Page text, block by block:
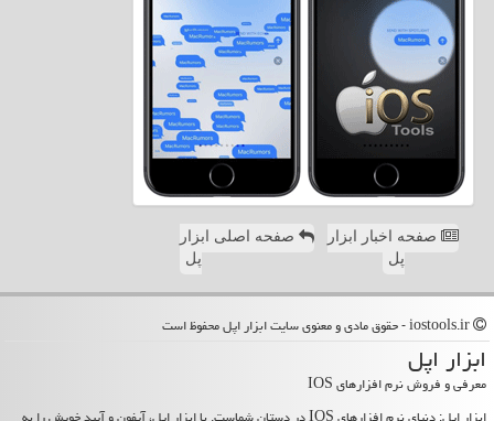
صفحه اخبار ابزار
پل
صفحه اصلی ابزار
پل
ابزار اپل
معرفی و فروش نرم افزارهای IOS